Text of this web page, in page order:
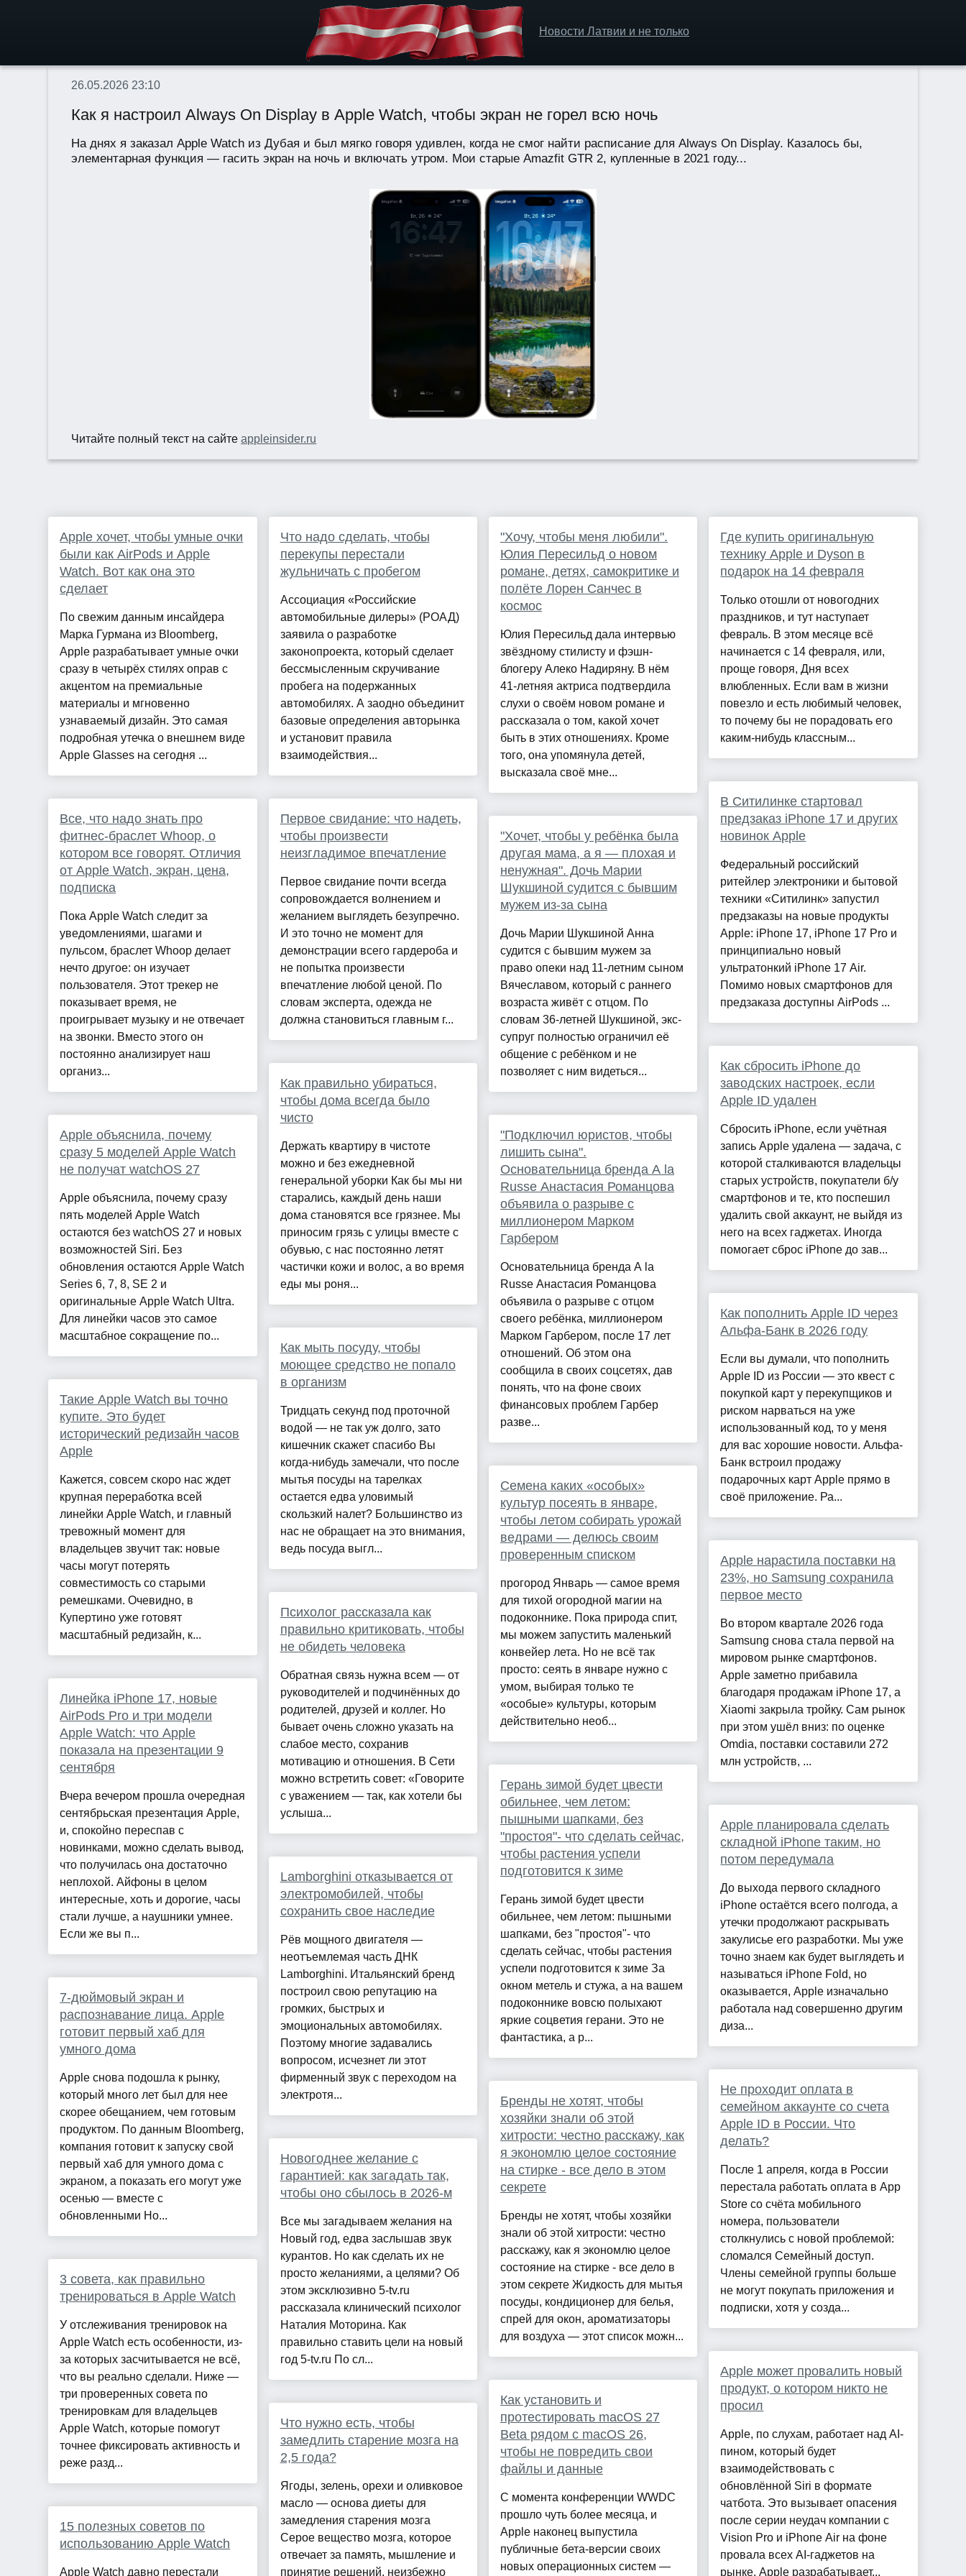
Новости Латвии и не только
26.05.2026 23:10
Как я настроил Always On Display в Apple Watch, чтобы экран не горел всю ночь
На днях я заказал Apple Watch из Дубая и был мягко говоря удивлен, когда не смог найти расписание для Always On Display. Казалось бы,
элементарная функция — гасить экран на ночь и включать утром. Мои старые Amazfit GTR 2, купленные в 2021 году...
Читайте полный текст на сайтеappleinsider.ru
Apple хочет, чтобы умные очки
были как AirPods и Apple
Watch. Вот как она это
сделает
По свежим данным инсайдера
Марка Гурмана из Bloomberg,
Apple разрабатывает умные очки
сразу в четырёх стилях оправ с
акцентом на премиальные
материалы и мгновенно
узнаваемый дизайн. Это самая
подробная утечка о внешнем виде
Apple Glasses на сегодня ...
Все, что надо знать про
фитнес-браслет Whoop, о
котором все говорят. Отличия
от Apple Watch, экран, цена,
подписка
Пока Apple Watch следит за
уведомлениями, шагами и
пульсом, браслет Whoop делает
нечто другое: он изучает
пользователя. Этот трекер не
показывает время, не
проигрывает музыку и не отвечает
на звонки. Вместо этого он
постоянно анализирует наш
организ...
Apple объяснила, почему
сразу 5 моделей Apple Watch
не получат watchOS 27
Apple объяснила, почему сразу
пять моделей Apple Watch
остаются без watchOS 27 и новых
возможностей Siri. Без
обновления остаются Apple Watch
Series 6, 7, 8, SE 2 и
оригинальные Apple Watch Ultra.
Для линейки часов это самое
масштабное сокращение по...
Такие Apple Watch вы точно
купите. Это будет
исторический редизайн часов
Apple
Кажется, совсем скоро нас ждет
крупная переработка всей
линейки Apple Watch, и главный
тревожный момент для
владельцев звучит так: новые
часы могут потерять
совместимость со старыми
ремешками. Очевидно, в
Купертино уже готовят
масштабный редизайн, к...
Линейка iPhone 17, новые
AirPods Pro и три модели
Apple Watch: что Apple
показала на презентации 9
сентября
Вчера вечером прошла очередная
сентябрьская презентация Apple,
и, спокойно переспав с
новинками, можно сделать вывод,
что получилась она достаточно
неплохой. Айфоны в целом
интересные, хоть и дорогие, часы
стали лучше, а наушники умнее.
Если же вы п...
7-дюймовый экран и
распознавание лица. Apple
готовит первый хаб для
умного дома
Apple снова подошла к рынку,
который много лет был для нее
скорее обещанием, чем готовым
продуктом. По данным Bloomberg,
компания готовит к запуску свой
первый хаб для умного дома с
экраном, а показать его могут уже
осенью — вместе с
обновленными Ho...
3 совета, как правильно
тренироваться в Apple Watch
У отслеживания тренировок на
Apple Watch есть особенности, из-
за которых засчитывается не всё,
что вы реально сделали. Ниже —
три проверенных совета по
тренировкам для владельцев
Apple Watch, которые помогут
точнее фиксировать активность и
реже разд...
15 полезных советов по
использованию Apple Watch
Apple Watch давно перестали
Что надо сделать, чтобы
перекупы перестали
жульничать с пробегом
Ассоциация «Российские
автомобильные дилеры» (РОАД)
заявила о разработке
законопроекта, который сделает
бессмысленным скручивание
пробега на подержанных
автомобилях. А заодно объединит
базовые определения авторынка
и установит правила
взаимодействия...
Первое свидание: что надеть,
чтобы произвести
неизгладимое впечатление
Первое свидание почти всегда
сопровождается волнением и
желанием выглядеть безупречно.
И это точно не момент для
демонстрации всего гардероба и
не попытка произвести
впечатление любой ценой. По
словам эксперта, одежда не
должна становиться главным г...
Как правильно убираться,
чтобы дома всегда было
чисто
Держать квартиру в чистоте
можно и без ежедневной
генеральной уборки Как бы мы ни
старались, каждый день наши
дома становятся все грязнее. Мы
приносим грязь с улицы вместе с
обувью, с нас постоянно летят
частички кожи и волос, а во время
еды мы роня...
Как мыть посуду, чтобы
моющее средство не попало
в организм
Тридцать секунд под проточной
водой — не так уж долго, зато
кишечник скажет спасибо Вы
когда-нибудь замечали, что после
мытья посуды на тарелках
остается едва уловимый
скользкий налет? Большинство из
нас не обращает на это внимания,
ведь посуда выгл...
Психолог рассказала как
правильно критиковать, чтобы
не обидеть человека
Обратная связь нужна всем — от
руководителей и подчинённых до
родителей, друзей и коллег. Но
бывает очень сложно указать на
слабое место, сохранив
мотивацию и отношения. В Сети
можно встретить совет: «Говорите
с уважением — так, как хотели бы
услыша...
Lamborghini отказывается от
электромобилей, чтобы
сохранить свое наследие
Рёв мощного двигателя —
неотъемлемая часть ДНК
Lamborghini. Итальянский бренд
построил свою репутацию на
громких, быстрых и
эмоциональных автомобилях.
Поэтому многие задавались
вопросом, исчезнет ли этот
фирменный звук с переходом на
электротя...
Новогоднее желание с
гарантией: как загадать так,
чтобы оно сбылось в 2026-м
Все мы загадываем желания на
Новый год, едва заслышав звук
курантов. Но как сделать их не
просто желаниями, а целями? Об
этом эксклюзивно 5-tv.ru
рассказала клинический психолог
Наталия Моторина. Как
правильно ставить цели на новый
год 5-tv.ru По сл...
Что нужно есть, чтобы
замедлить старение мозга на
2,5 года?
Ягоды, зелень, орехи и оливковое
масло — основа диеты для
замедления старения мозга
Серое вещество мозга, которое
отвечает за память, мышление и
принятие решений, неизбежно
"Хочу, чтобы меня любили".
Юлия Пересильд о новом
романе, детях, самокритике и
полёте Лорен Санчес в
космос
Юлия Пересильд дала интервью
звёздному стилисту и фэшн-
блогеру Алеко Надиряну. В нём
41-летняя актриса подтвердила
слухи о своём новом романе и
рассказала о том, какой хочет
быть в этих отношениях. Кроме
того, она упомянула детей,
высказала своё мне...
"Хочет, чтобы у ребёнка была
другая мама, а я — плохая и
ненужная". Дочь Марии
Шукшиной судится с бывшим
мужем из-за сына
Дочь Марии Шукшиной Анна
судится с бывшим мужем за
право опеки над 11-летним сыном
Вячеславом, который с раннего
возраста живёт с отцом. По
словам 36-летней Шукшиной, экс-
супруг полностью ограничил её
общение с ребёнком и не
позволяет с ним видеться...
"Подключил юристов, чтобы
лишить сына".
Основательница бренда A la
Russe Анастасия Романцова
объявила о разрыве с
миллионером Марком
Гарбером
Основательница бренда A la
Russe Анастасия Романцова
объявила о разрыве с отцом
своего ребёнка, миллионером
Марком Гарбером, после 17 лет
отношений. Об этом она
сообщила в своих соцсетях, дав
понять, что на фоне своих
финансовых проблем Гарбер
разве...
Семена каких «особых»
культур посеять в январе,
чтобы летом собирать урожай
ведрами — делюсь своим
проверенным списком
прогород Январь — самое время
для тихой огородной магии на
подоконнике. Пока природа спит,
мы можем запустить маленький
конвейер лета. Но не всё так
просто: сеять в январе нужно с
умом, выбирая только те
«особые» культуры, которым
действительно необ...
Герань зимой будет цвести
обильнее, чем летом:
пышными шапками, без
"простоя"- что сделать сейчас,
чтобы растения успели
подготовится к зиме
Герань зимой будет цвести
обильнее, чем летом: пышными
шапками, без "простоя"- что
сделать сейчас, чтобы растения
успели подготовится к зиме За
окном метель и стужа, а на вашем
подоконнике вовсю полыхают
яркие соцветия герани. Это не
фантастика, а р...
Бренды не хотят, чтобы
хозяйки знали об этой
хитрости: честно расскажу, как
я экономлю целое состояние
на стирке - все дело в этом
секрете
Бренды не хотят, чтобы хозяйки
знали об этой хитрости: честно
расскажу, как я экономлю целое
состояние на стирке - все дело в
этом секрете Жидкость для мытья
посуды, кондиционер для белья,
спрей для окон, ароматизаторы
для воздуха — этот список можн...
Как установить и
протестировать macOS 27
Beta рядом с macOS 26,
чтобы не повредить свои
файлы и данные
С момента конференции WWDC
прошло чуть более месяца, и
Apple наконец выпустила
публичные бета-версии своих
новых операционных систем —
Где купить оригинальную
технику Apple и Dyson в
подарок на 14 февраля
Только отошли от новогодних
праздников, и тут наступает
февраль. В этом месяце всё
начинается с 14 февраля, или,
проще говоря, Дня всех
влюбленных. Если вам в жизни
повезло и есть любимый человек,
то почему бы не порадовать его
каким-нибудь классным...
В Ситилинке стартовал
предзаказ iPhone 17 и других
новинок Apple
Федеральный российский
ритейлер электроники и бытовой
техники «Ситилинк» запустил
предзаказы на новые продукты
Apple: iPhone 17, iPhone 17 Pro и
принципиально новый
ультратонкий iPhone 17 Air.
Помимо новых смартфонов для
предзаказа доступны AirPods ...
Как сбросить iPhone до
заводских настроек, если
Apple ID удален
Сбросить iPhone, если учётная
запись Apple удалена — задача, с
которой сталкиваются владельцы
старых устройств, покупатели б/у
смартфонов и те, кто поспешил
удалить свой аккаунт, не выйдя из
него на всех гаджетах. Иногда
помогает сброс iPhone до зав...
Как пополнить Apple ID через
Альфа-Банк в 2026 году
Если вы думали, что пополнить
Apple ID из России — это квест с
покупкой карт у перекупщиков и
риском нарваться на уже
использованный код, то у меня
для вас хорошие новости. Альфа-
Банк встроил продажу
подарочных карт Apple прямо в
своё приложение. Ра...
Apple нарастила поставки на
23%, но Samsung сохранила
первое место
Во втором квартале 2026 года
Samsung снова стала первой на
мировом рынке смартфонов.
Apple заметно прибавила
благодаря продажам iPhone 17, а
Xiaomi закрыла тройку. Сам рынок
при этом ушёл вниз: по оценке
Omdia, поставки составили 272
млн устройств, ...
Apple планировала сделать
складной iPhone таким, но
потом передумала
До выхода первого складного
iPhone остаётся всего полгода, а
утечки продолжают раскрывать
закулисье его разработки. Мы уже
точно знаем как будет выглядеть и
называться iPhone Fold, но
оказывается, Apple изначально
работала над совершенно другим
диза...
Не проходит оплата в
семейном аккаунте со счета
Apple ID в России. Что
делать?
После 1 апреля, когда в России
перестала работать оплата в App
Store со счёта мобильного
номера, пользователи
столкнулись с новой проблемой:
сломался Семейный доступ.
Члены семейной группы больше
не могут покупать приложения и
подписки, хотя у созда...
Apple может провалить новый
продукт, о котором никто не
просил
Apple, по слухам, работает над AI-
пином, который будет
взаимодействовать с
обновлённой Siri в формате
чатбота. Это вызывает опасения
после серии неудач компании с
Vision Pro и iPhone Air на фоне
провала всех AI-гаджетов на
рынке. Apple разрабатывает...